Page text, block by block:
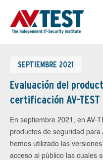
SEPTIEMBRE 2021
Evaluación del
certificación AV-TEST
En septiembre 2021, en AV-
productos de seguridad
hemos utilizado las
acceso al público las cuales